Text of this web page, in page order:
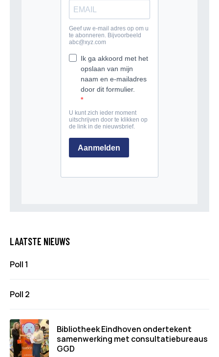
LAATSTE NIEUWS
Poll 1
Poll 2
Bibliotheek Eindhoven ondertekent
samenwerking met consultatiebureaus
GGD